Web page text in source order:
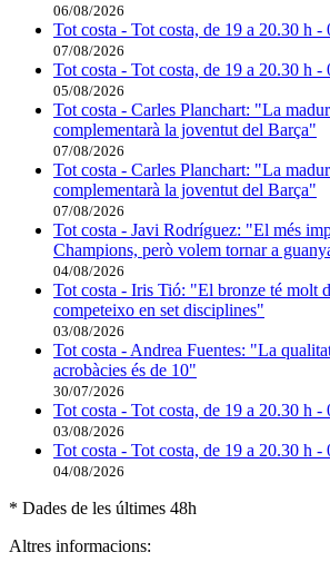
06/08/2026
Tot costa - Tot costa, de 19 a 20.30 h -
07/08/2026
Tot costa - Tot costa, de 19 a 20.30 h -
05/08/2026
Tot costa - Carles Planchart: "La
complementarà la joventut del Barça"
07/08/2026
Tot costa - Carles Planchart: "La
complementarà la joventut del Barça"
07/08/2026
Tot costa - Javi Rodríguez: "El més
Champions, però volem tornar a
04/08/2026
Tot costa - Iris Tió: "El bronze té molt
competeixo en set disciplines"
03/08/2026
Tot costa - Andrea Fuentes: "La
acrobàcies és de 10"
30/07/2026
Tot costa - Tot costa, de 19 a 20.30 h -
03/08/2026
Tot costa - Tot costa, de 19 a 20.30 h -
04/08/2026
* Dades de les últimes 48h
Altres informacions: